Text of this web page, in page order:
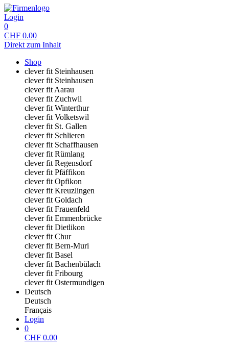
Login
0
CHF 0.00
Direkt zum Inhalt
Shop
clever fit Steinhausen
clever fit Steinhausen
clever fit Aarau
clever fit Zuchwil
clever fit Winterthur
clever fit Volketswil
clever fit St. Gallen
clever fit Schlieren
clever fit Schaffhausen
clever fit Rümlang
clever fit Regensdorf
clever fit Pfäffikon
clever fit Opfikon
clever fit Kreuzlingen
clever fit Goldach
clever fit Frauenfeld
clever fit Emmenbrücke
clever fit Dietlikon
clever fit Chur
clever fit Bern-Muri
clever fit Basel
clever fit Bachenbülach
clever fit Fribourg
clever fit Ostermundigen
Deutsch
Deutsch
Français
Login
0
CHF 0.00